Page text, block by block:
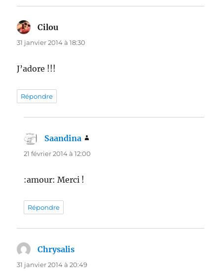
Cilou
31 janvier 2014 à 18:30
J’adore !!!
Répondre
Saandina
21 février 2014 à 12:00
:amour: Merci !
Répondre
Chrysalis
31 janvier 2014 à 20:49